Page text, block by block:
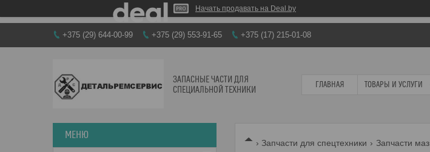
Начать продавать на Deal.by
+375 (29) 644-00-99 +375 (29) 553-91-65 +375 (17) 215-01-08
ЗАПАСНЫЕ ЧАСТИ ДЛЯ
СПЕЦИАЛЬНОЙ ТЕХНИКИ
ГЛАВНАЯ ТОВАРЫ И УСЛУГИ
Запчасти для спецтехники Запчасти маз